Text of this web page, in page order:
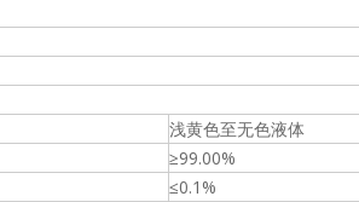
浅黄色至无色液体
≥99.00%
≤0.1%